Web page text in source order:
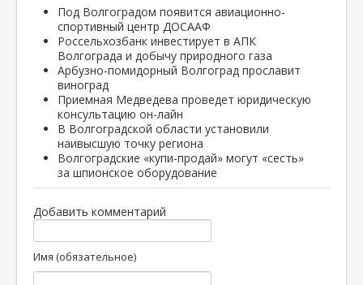
Под Волгоградом появится авиационно-
спортивный центр ДОСААФ
Россельхозбанк инвестирует в АПК
Волгограда и добычу природного газа
Арбузно-помидорный Волгоград прославит
виноград
Приемная Медведева проведет юридическую
консультацию он-лайн
В Волгоградской области установили
наивысшую точку региона
Волгоградские «купи-продай» могут «сесть»
за шпионское оборудование
Добавить комментарий
Имя (обязательное)